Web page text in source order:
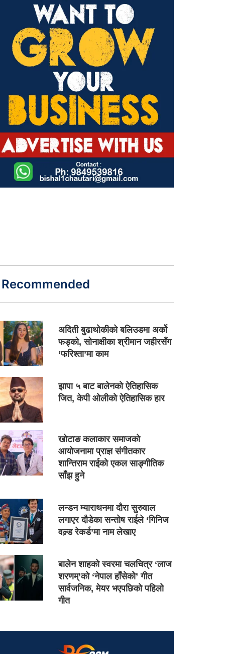
Recommended
अदिती बुढाथोकीको बलिउडमा अर्को
फड्को, सोनाक्षीका श्रीमान जहीरसँग
‘फरिश्ता’मा काम
झापा ५ बाट बालेनको ऐतिहासिक
जित, केपी ओलीको ऐतिहासिक हार
खोटाङ कलाकार समाजको
आयोजनामा प्राज्ञ संगीतकार
शान्तिराम राईको एकल साङ्गीतिक
साँझ हुने
लन्डन म्याराथनमा दौरा सुरुवाल
लगाएर दौडेका सन्तोष राईले ‘गिनिज
वल्र्ड रेकर्ड’मा नाम लेखाए
बालेन शाहको स्वरमा चलचित्र ‘लाज
शरणम्’को ‘नेपाल हाँसेको’ गीत
सार्वजनिक, मेयर भएपछिको पहिलो
गीत